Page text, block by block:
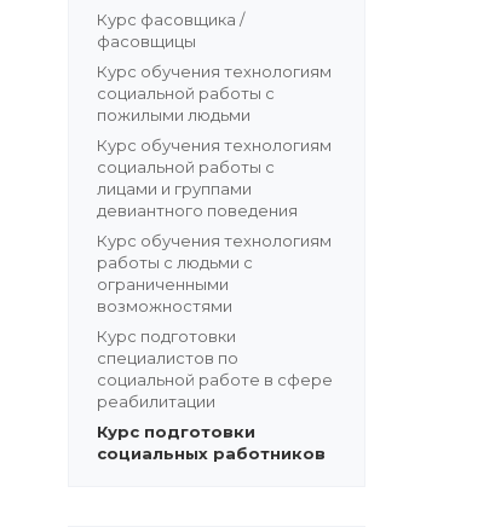
Курс фасовщика /
фасовщицы
Курс обучения технологиям
социальной работы с
пожилыми людьми
Курс обучения технологиям
социальной работы с
лицами и группами
девиантного поведения
Курс обучения технологиям
работы с людьми с
ограниченными
возможностями
Курс подготовки
специалистов по
социальной работе в сфере
реабилитации
Курс подготовки
социальных работников